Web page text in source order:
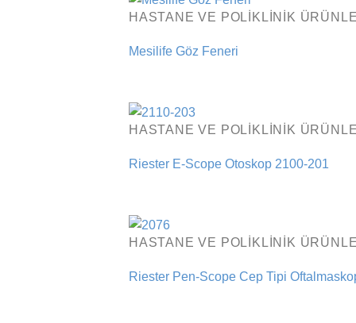
HASTANE VE POLIKLINIK
Mesilife Göz Feneri
HASTANE VE POLIKLINIK
Riester E-Scope Otoskop 2100-201
HASTANE VE POLIKLINIK
Riester Pen-Scope Cep Tipi